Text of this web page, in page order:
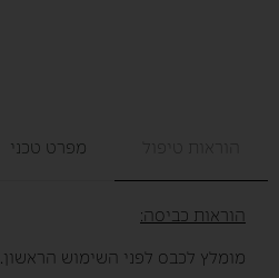
הוראות טיפול מפרט טכני
הוראות כביסה:
מומלץ לכבס לפני השימוש הראשון.